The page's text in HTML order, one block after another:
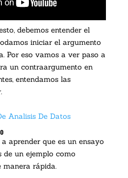
debemos entender el
iniciar el argumento
Por eso vamos a ver paso a
un contraargumento en
entendamos las
aprender que es un ensayo
un ejemplo como
manera rápida.